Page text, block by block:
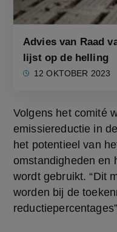
Advies van Raad
lijst op de helling
12 OKTOBER 2023
Volgens het comité
emissiereductie in
het potentieel van
omstandigheden en
wordt gebruikt. “Dit
worden bij de